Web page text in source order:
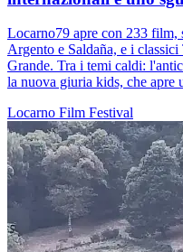
Locarno79 apre con 233 film,
Argento e Saldaña, e i
Grande. Tra i temi caldi:
la nuova giuria kids, che apre
Locarno Film Festival